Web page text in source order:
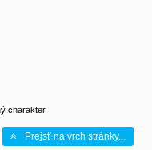
charakter.
Prejsť na vrch stránky...